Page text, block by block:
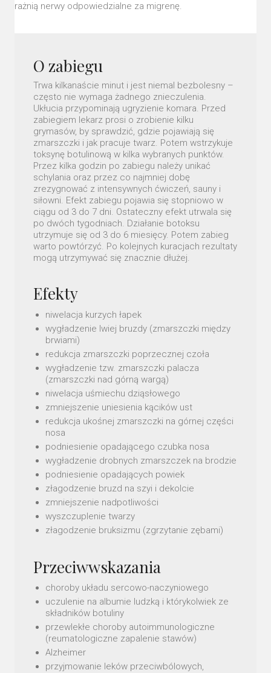
drażnią nerwy odpowiedzialne za migrenę.
O zabiegu
Trwa kilkanaście minut i jest niemal bezbolesny –
często nie wymaga żadnego znieczulenia.
Ukłucia przypominają ugryzienie komara. Przed
zabiegiem lekarz prosi o zrobienie kilku
grymasów, by sprawdzić, gdzie pojawiają się
zmarszczki i jak pracuje twarz. Potem wstrzykuje
toksynę botulinową w kilka wybranych punktów.
Przez kilka godzin po zabiegu należy unikać
schylania oraz przez co najmniej dobę
zrezygnować z intensywnych ćwiczeń, sauny i
siłowni. Efekt zabiegu pojawia się stopniowo w
ciągu od 3 do 7 dni. Ostateczny efekt utrwala się
po dwóch tygodniach. Działanie botoksu
utrzymuje się od 3 do 6 miesięcy. Potem zabieg
warto powtórzyć. Po kolejnych kuracjach rezultaty
mogą utrzymywać się znacznie dłużej.
Efekty
niwelacja kurzych łapek
wygładzenie lwiej bruzdy (zmarszczki między
brwiami)
redukcja zmarszczki poprzecznej czoła
wygładzenie tzw. zmarszczki palacza
(zmarszczki nad górną wargą)
niwelacja uśmiechu dziąsłowego
zmniejszenie uniesienia kącików ust
redukcja ukośnej zmarszczki na górnej części
nosa
podniesienie opadającego czubka nosa
wygładzenie drobnych zmarszczek na brodzie
podniesienie opadających powiek
złagodzenie bruzd na szyi i dekolcie
zmniejszenie nadpotliwości
wyszczuplenie twarzy
złagodzenie bruksizmu (zgrzytanie zębami)
Przeciwwskazania
choroby układu sercowo-naczyniowego
uczulenie na albumie ludzką i którykolwiek ze
składników botuliny
przewlekłe choroby autoimmunologiczne
(reumatologiczne zapalenie stawów)
Alzheimer
przyjmowanie leków przeciwbólowych,